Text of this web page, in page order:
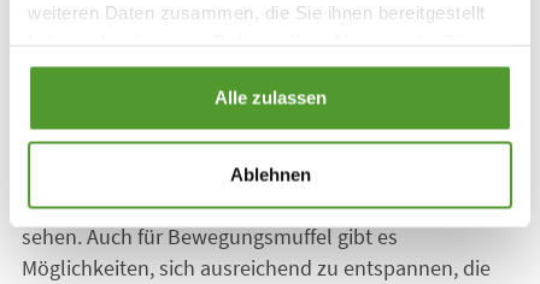
weiteren Daten zusammen, die Sie ihnen bereitgestellt
gesammelt haben.
Alle zulassen
Ablehnen
Bewegungist eine großartige Möglichkeit, mit Stress
Weise glücklicher machen. Je mehr Sie trainieren,
desto stärker wird Ihr Körper.BewegungundSport
helfen auch dabei, Stress abzubauen. Versuchen Sie,
das Training alsintensive Entspannungstherapiezu
sehen. Auch für Bewegungsmuffel gibt es
Möglichkeiten, sich ausreichend zu entspannen, die